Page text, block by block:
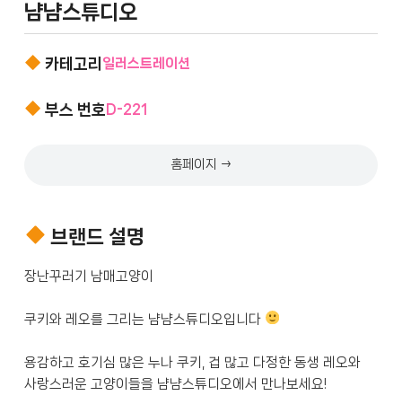
냠냠스튜디오
카테고리 일러스트레이션
부스 번호 D-221
홈페이지 →
브랜드 설명
쿠키와 레오를 그리는 냠냠스튜디오입니다
용감하고 호기심 많은 누나 쿠키, 겁 많고 다정한 동생 레오와
사랑스러운 고양이들을 냠냠스튜디오에서 만나보세요!